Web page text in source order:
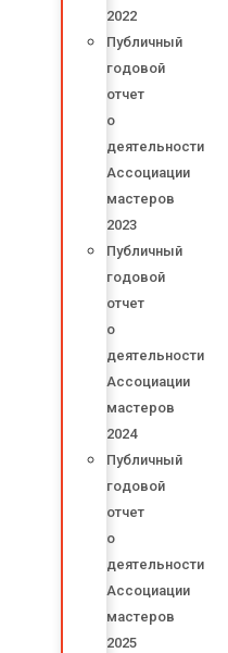
2022
Публичный
годовой
отчет
о
деятельности
Ассоциации
мастеров
2023
Публичный
годовой
отчет
о
деятельности
Ассоциации
мастеров
2024
Публичный
годовой
отчет
о
деятельности
Ассоциации
мастеров
2025